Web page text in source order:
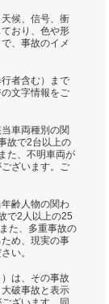
候、信号、衝
おり、色や形
、事故のイメ
者含む）まで
文字情報をご
車両種別の関
故で2台以上の
た、不明車両が
ざいます。ご
齢人物の関わ
で2人以上の25
た、多重事故の
め、現実の事
い。
は、その事故
破事故と表示